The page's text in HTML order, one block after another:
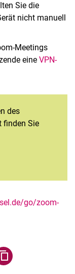
Sie die
nicht manuell
Meetings
eine VPN-
des
finden Sie
go/zoom-
teilen
über Facebook